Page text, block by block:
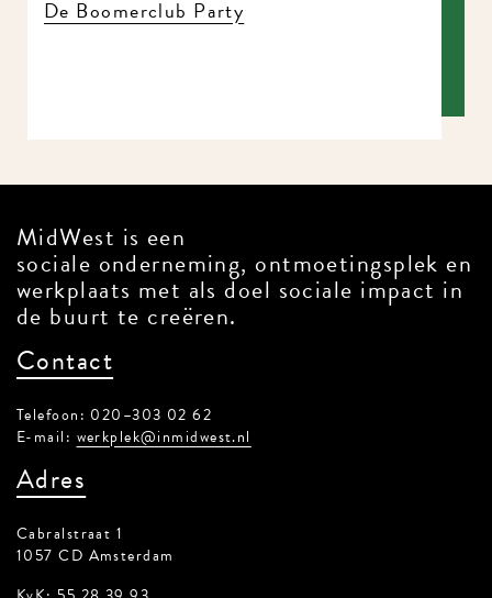
De Boomerclub Party
MidWest is een
sociale onderneming, ontmoetingsplek en
werkplaats met als doel sociale impact in
de buurt te creëren.
Contact
Telefoon: 020–303 02 62
E-mail: werkplek@inmidwest.nl
Adres
Cabralstraat 1
1057 CD Amsterdam